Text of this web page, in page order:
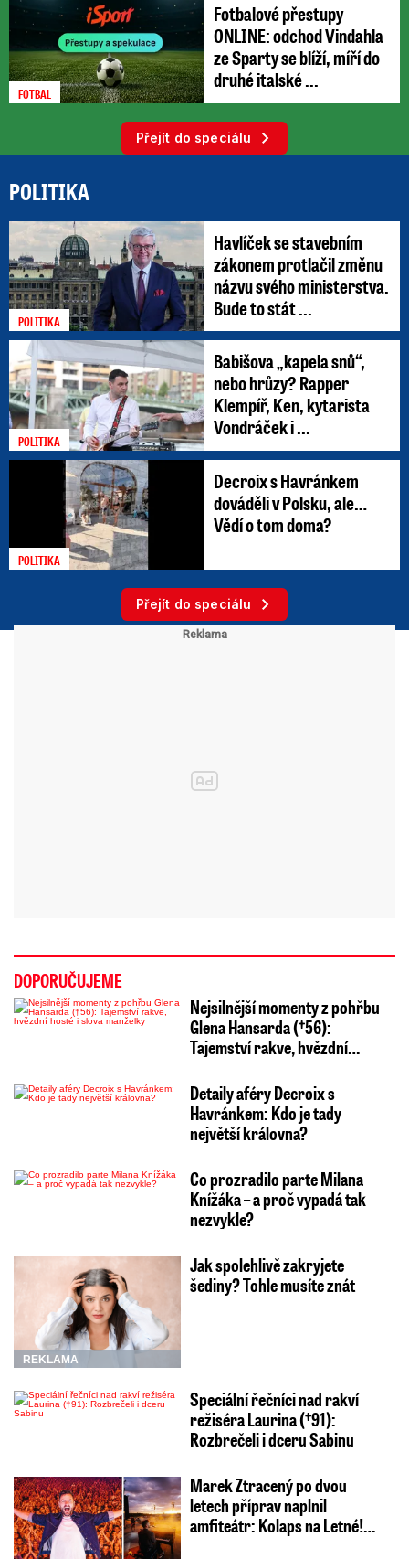
FOTBAL
Fotbalové přestupy
ONLINE: odchod Vindahla
ze Sparty se blíží, míří do
druhé italské ...
Přejít do speciálu
POLITIKA
POLITIKA
Havlíček se stavebním
zákonem protlačil změnu
názvu svého ministerstva.
Bude to stát ...
POLITIKA
Babišova „kapela snů“,
nebo hrůzy? Rapper
Klempíř, Ken, kytarista
Vondráček i ...
POLITIKA
Decroix s Havránkem
dováděli v Polsku, ale…
Vědí o tom doma?
Přejít do speciálu
DOPORUČUJEME
Nejsilnější momenty z pohřbu
Glena Hansarda (†56):
Tajemství rakve, hvězdní…
Detaily aféry Decroix s
Havránkem: Kdo je tady
největší královna?
Co prozradilo parte Milana
Knížáka – a proč vypadá tak
nezvykle?
REKLAMA
Jak spolehlivě zakryjete
šediny? Tohle musíte znát
Speciální řečníci nad rakví
režiséra Laurina (†91):
Rozbrečeli i dceru Sabinu
Marek Ztracený po dvou
letech příprav naplnil
amfiteátr: Kolaps na Letné!…